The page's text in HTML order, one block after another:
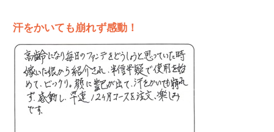
汗をかいても崩れず感動！